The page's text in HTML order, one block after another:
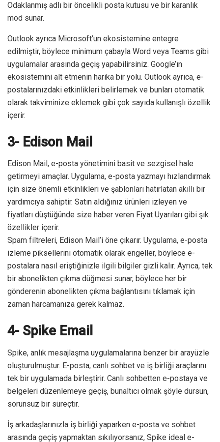
Odaklanmış adlı bir öncelikli posta kutusu ve bir karanlık
mod sunar.
Outlook ayrıca Microsoft’un ekosistemine entegre
edilmiştir, böylece minimum çabayla Word veya Teams gibi
uygulamalar arasında geçiş yapabilirsiniz. Google’ın
ekosistemini alt etmenin harika bir yolu. Outlook ayrıca, e-
postalarınızdaki etkinlikleri belirlemek ve bunları otomatik
olarak takviminize eklemek gibi çok sayıda kullanışlı özellik
içerir.
3- Edison Mail
Edison Mail, e-posta yönetimini basit ve sezgisel hale
getirmeyi amaçlar. Uygulama, e-posta yazmayı hızlandırmak
için size önemli etkinlikleri ve şablonları hatırlatan akıllı bir
yardımcıya sahiptir. Satın aldığınız ürünleri izleyen ve
fiyatları düştüğünde size haber veren Fiyat Uyarıları gibi şık
özellikler içerir.
Spam filtreleri, Edison Mail’i öne çıkarır. Uygulama, e-posta
izleme piksellerini otomatik olarak engeller, böylece e-
postalara nasıl eriştiğinizle ilgili bilgiler gizli kalır. Ayrıca, tek
bir abonelikten çıkma düğmesi sunar, böylece her bir
gönderenin abonelikten çıkma bağlantısını tıklamak için
zaman harcamanıza gerek kalmaz.
4- Spike Email
Spike, anlık mesajlaşma uygulamalarına benzer bir arayüzle
oluşturulmuştur. E-posta, canlı sohbet ve iş birliği araçlarını
tek bir uygulamada birleştirir. Canlı sohbetten e-postaya ve
belgeleri düzenlemeye geçiş, bunaltıcı olmak şöyle dursun,
sorunsuz bir süreçtir.
İş arkadaşlarınızla iş birliği yaparken e-posta ve sohbet
arasında geçiş yapmaktan sıkılıyorsanız, Spike ideal e-